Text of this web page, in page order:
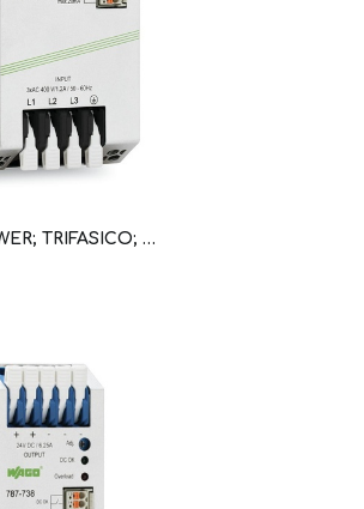
FUENTE; ECO POWER; TRIFASICO; 24 V DC; 6.25 A (WAG100766 / 787-738)